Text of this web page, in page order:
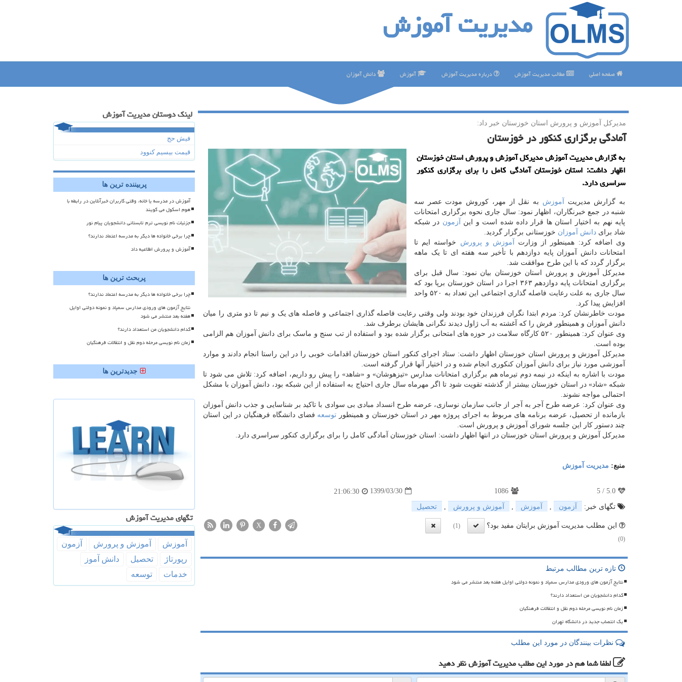
مدیریت آموزش
صفحه اصلی مطالب مدیریت آموزش درباره مدیریت آموزش آموزش دانش آموزان
مدیركل آموزش و پرورش استان خوزستان خبر داد:
آمادگی برگزاری كنكور در خوزستان
به گزارش مدیریت آموزش مدیركل آموزش و پرورش استان خوزستان
اظهار داشت: استان خوزستان آمادگی كامل را برای برگزاری كنكور
سراسری دارد.
به گزارش مدیریت آموزش به نقل از مهر، کوروش مودت عصر سه
شنبه در جمع خبرنگاران، اظهار نمود: سال جاری نحوه برگزاری امتحانات
پایه نهم به اختیار استان ها قرار داده شده است و این
آزمون در شبکه
شاد برای دانش آموزان خوزستانی برگزار گردید.
وی اضافه کرد: همینطور از وزارت
آموزش و پرورش خواسته ایم تا
امتحانات دانش آموزان پایه دوازدهم با تأخیر سه هفته ای تا یک ماهه
برگزار گردد که با این طرح موافقت شد.
مدیرکل آموزش و پرورش استان خوزستان بیان نمود: سال قبل برای
برگزاری امتحانات پایه دوازدهم ۳۶۳ اجرا در استان خوزستان برپا بود که
سال جاری به علت رعایت فاصله گذاری اجتماعی این تعداد به ۵۲۰ واحد
افزایش پیدا کرد.
مودت خاطرنشان کرد: مردم ابتدا نگران فرزندان خود بودند ولی وقتی رعایت فاصله گذاری اجتماعی و فاصله های یک و نیم تا دو متری را میان
دانش آموزان و همینطور فرش را که آغشته به آب ژاول دیدند نگرانی هایشان برطرف شد.
وی عنوان کرد: همینطور ۵۲۰ کارگاه سلامت در حوزه های امتحانی برگزار شده بود و استفاده از تب سنج و ماسک برای دانش آموزان هم الزامی
بوده است.
مدیرکل آموزش و پرورش استان خوزستان اظهار داشت: ستاد اجرای کنکور استان خوزستان اقدامات خوبی را در این راستا انجام دادند و موارد
آموزشی مورد نیاز برای دانش آموزان کنکوری انجام شده و در اختیار آنها قرار گرفته است.
مودت با اشاره به اینکه در نیمه دوم تیرماه هم برگزاری امتحانات مدارس «تیزهوشان» و «شاهد» را پیش رو داریم، اضافه کرد: تلاش می شود تا
شبکه «شاد» در استان خوزستان بیشتر از گذشته تقویت شود تا اگر مهرماه سال جاری احتیاج به استفاده از این شبکه بود، دانش آموزان با مشکل
احتمالی مواجه نشوند.
وی عنوان کرد: عرضه طرح آجر به آجر از جانب سازمان نوسازی، عرضه طرح انسداد مبادی بی سوادی با تاکید بر شناسایی و جذب دانش آموزان
بازمانده از تحصیل، عرضه برنامه های مربوط به اجرای پروژه مهر در استان خوزستان و همینطور توسعه فضای دانشگاه فرهنگیان در این استان
چند دستور کار این جلسه شورای آموزش و پرورش است.
مدیرکل آموزش و پرورش استان خوزستان در انتها اظهار داشت: استان خوزستان آمادگی کامل را برای برگزاری کنکور سراسری دارد.
منبع: مدیریت آموزش
5.0
/
5
1086
1399/03/30
21:06:30
تگهای خبر:
آزمون آموزش آموزش و پرورش تحصیل
این مطلب مدیریت آموزش برایتان مفید بود؟
(1)
(0)
X
تازه ترین مطالب مرتبط
نتایج آزمون های ورودی مدارس سمپاد و نمونه دولتی اوایل هفته بعد منتشر می شود
کدام دانشجویان من استعداد دارند؟
زمان نام نویسی مرحله دوم نقل و انتقالات فرهنگیان
یک انتصاب جدید در دانشگاه تهران
نظرات بینندگان در مورد این مطلب
لطفا شما همدر مورد این مطلب مدیریت آموزشنظر دهید
لینک دوستان مدیریت آموزش
فیش حج
قیمت بیسیم کنوود
پربیننده ترین ها
آموزش در مدرسه یا خانه، وقتی کاربران خبرآنلاین در رابطه با
هوم اسکول می گویند
جزئیات نام نویسی ترم تابستانی دانشجویان پیام نور
چرا برخی خانواده ها دیگر به مدرسه اعتماد ندارند؟
آموزش و پرورش اطلاعیه داد
پربحث ترین ها
چرا برخی خانواده ها دیگر به مدرسه اعتماد ندارند؟
نتایج آزمون های ورودی مدارس سمپاد و نمونه دولتی اوایل
هفته بعد منتشر می شود
کدام دانشجویان من استعداد دارند؟
زمان نام نویسی مرحله دوم نقل و انتقالات فرهنگیان
جدیدترین ها
تگهای مدیریت آموزش
آموزش آموزش و پرورش
آزمون
رپورتاژ
تحصیل
دانش آموز
خدمات
توسعه